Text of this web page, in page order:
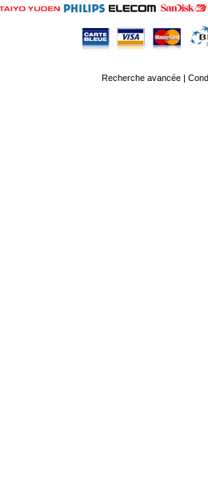
Recherche avancée|